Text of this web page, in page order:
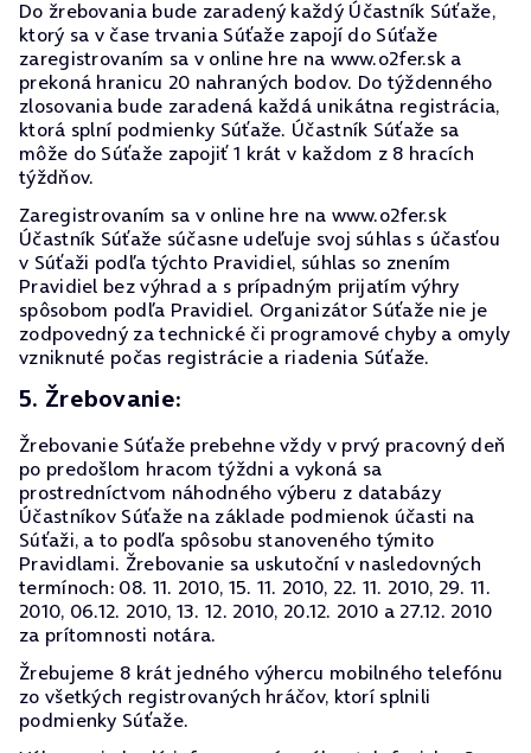
Do žrebovania bude zaradený každý Účastník Súťaže,
ktorý sa v čase trvania Súťaže zapojí do Súťaže
zaregistrovaním sa v online hre na www.o2fer.sk a
prekoná hranicu 20 nahraných bodov. Do týždenného
zlosovania bude zaradená každá unikátna registrácia,
ktorá splní podmienky Súťaže. Účastník Súťaže sa
môže do Súťaže zapojiť 1 krát v každom z 8 hracích
týždňov.
Zaregistrovaním sa v online hre na www.o2fer.sk
Účastník Súťaže súčasne udeľuje svoj súhlas s účasťou
v Súťaži podľa týchto Pravidiel, súhlas so znením
Pravidiel bez výhrad a s prípadným prijatím výhry
spôsobom podľa Pravidiel. Organizátor Súťaže nie je
zodpovedný za technické či programové chyby a omyly
vzniknuté počas registrácie a riadenia Súťaže.
5. Žrebovanie:
Žrebovanie Súťaže prebehne vždy v prvý pracovný deň
po predošlom hracom týždni a vykoná sa
prostredníctvom náhodného výberu z databázy
Účastníkov Súťaže na základe podmienok účasti na
Súťaži, a to podľa spôsobu stanoveného týmito
Pravidlami. Žrebovanie sa uskutoční v nasledovných
termínoch: 08. 11. 2010, 15. 11. 2010, 22. 11. 2010, 29. 11.
2010, 06.12. 2010, 13. 12. 2010, 20.12. 2010 a 27.12. 2010
za prítomnosti notára.
Žrebujeme 8 krát jedného výhercu mobilného telefónu
zo všetkých registrovaných hráčov, ktorí splnili
podmienky Súťaže.